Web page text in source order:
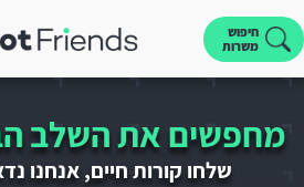
חיפוש
משרות
מחפשים את השלב
שלחו קורות חיים, אנחנו